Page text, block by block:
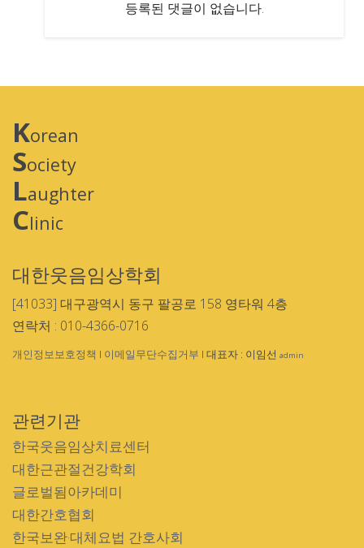
등록된 댓글이 없습니다.
Korean
Society
Laughter
Clinic
대한웃음임상학회
[41033] 대구광역시 동구 팔공로 158 영타워 4층
연락처 : 010-4366-0716
개인정보보호정책 I 이메일무단수집거부 I 대표자 : 이임선 admin
관련기관
한국웃음임상치료센터
대한근관절건강학회
글로벌됨아카데미
대한간호협회
한국보완·대체요법 간호사회